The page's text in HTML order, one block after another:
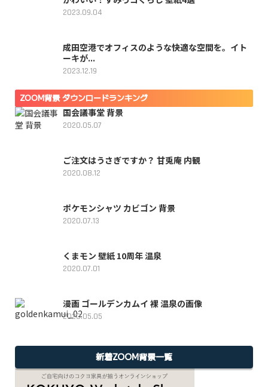
2023.09.04
成田空港でオフィスのような快適な空間を。イト
ーキが...
2023.12.19
ZOOM背景 ダウンロードランキング
国会議事堂 背景
2020.05.07
ご注文はうさぎですか？ 甘兎庵 内観
2020.08.12
ポケモンシャツ カビゴン 背景
2020.07.13
くまモン 壁紙 10周年 温泉
2020.07.01
漫画 ゴールデンカムイ 裸 温泉の画像
2020.05.05
新着ZOOM背景一覧